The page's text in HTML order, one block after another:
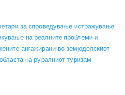
за спроведување истражување
на реалните проблеми и
ангажирани во земјоделскиот
на руралниот туризам